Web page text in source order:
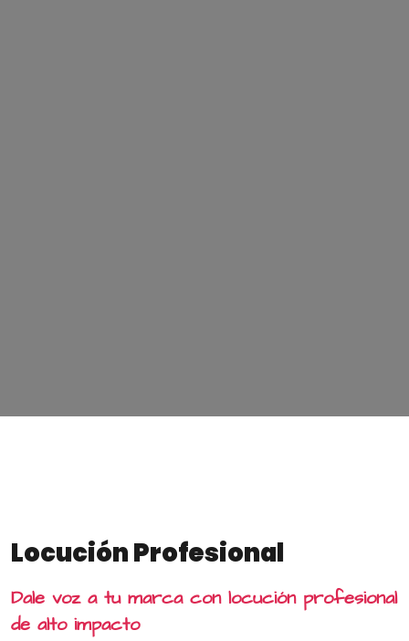
Locución Profesional
Dale voz a tu marca con locución profesional
de alto impacto